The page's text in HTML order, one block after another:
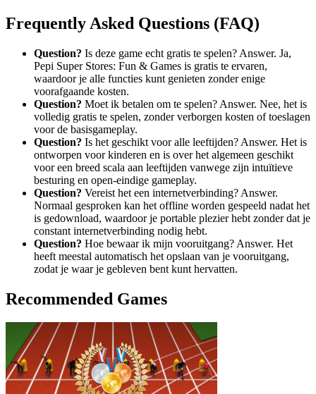
Frequently Asked Questions (FAQ)
Question? Is deze game echt gratis te spelen? Answer. Ja,
Pepi Super Stores: Fun & Games is gratis te ervaren,
waardoor je alle functies kunt genieten zonder enige
voorafgaande kosten.
Question? Moet ik betalen om te spelen? Answer. Nee, het is
volledig gratis te spelen, zonder verborgen kosten of toeslagen
voor de basisgameplay.
Question? Is het geschikt voor alle leeftijden? Answer. Het is
ontworpen voor kinderen en is over het algemeen geschikt
voor een breed scala aan leeftijden vanwege zijn intuïtieve
besturing en open-eindige gameplay.
Question? Vereist het een internetverbinding? Answer.
Normaal gesproken kan het offline worden gespeeld nadat het
is gedownload, waardoor je portable plezier hebt zonder dat je
constant internetverbinding nodig hebt.
Question? Hoe bewaar ik mijn vooruitgang? Answer. Het
heeft meestal automatisch het opslaan van je vooruitgang,
zodat je waar je gebleven bent kunt hervatten.
Recommended Games